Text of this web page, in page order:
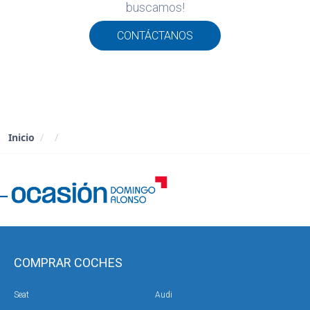
buscamos!
CONTÁCTANOS
Inicio / /
COMPRAR COCHES
Seat Audi